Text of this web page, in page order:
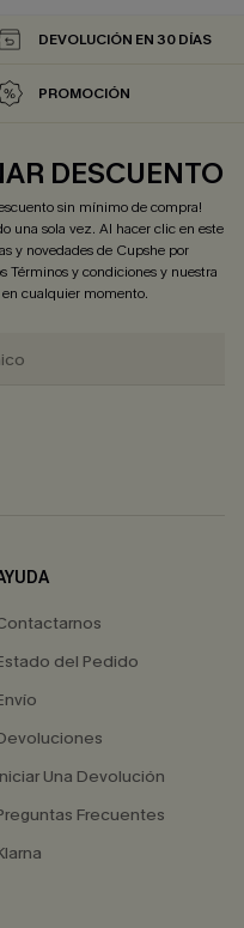
DEVOLUCIÓN EN 30 DÍAS
PROMOCIÓN
DESCUENTO
sin mínimo de compra!
una sola vez. Al hacer clic en este
y novedades de Cupshe por
Términos y condicionesy nuestra
cualquier momento.
del Pedido
Una Devolución
Frecuentes